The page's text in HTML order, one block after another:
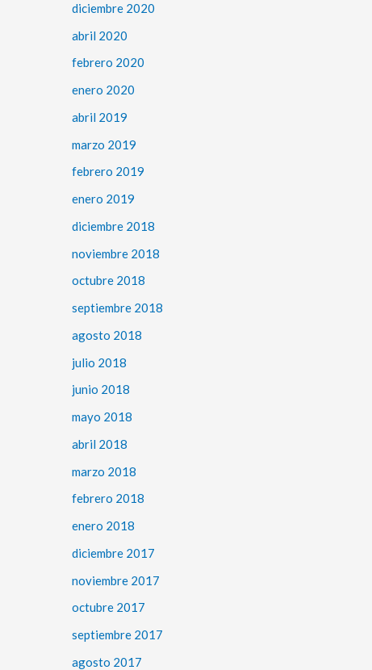
diciembre 2020
abril 2020
febrero 2020
enero 2020
abril 2019
marzo 2019
febrero 2019
enero 2019
diciembre 2018
noviembre 2018
octubre 2018
septiembre 2018
agosto 2018
julio 2018
junio 2018
mayo 2018
abril 2018
marzo 2018
febrero 2018
enero 2018
diciembre 2017
noviembre 2017
octubre 2017
septiembre 2017
agosto 2017